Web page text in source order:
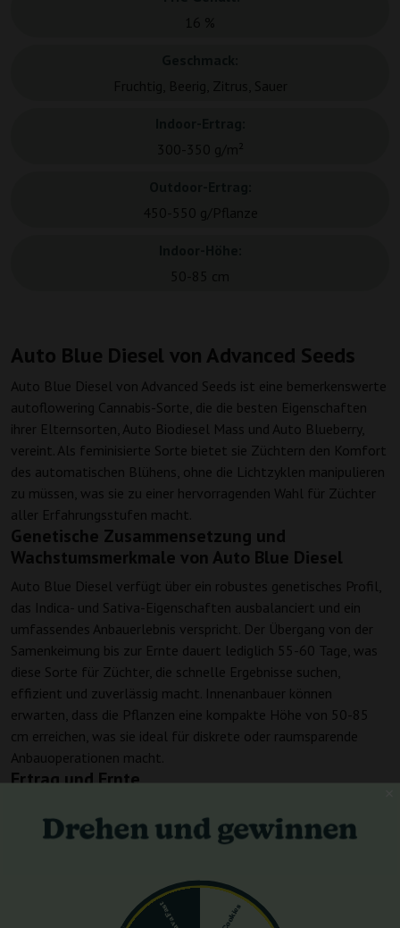
Auto Blue Diesel von Advanced Seeds
Auto Blue Diesel von Advanced Seeds ist eine bemerkenswerte
autoflowering Cannabis-Sorte, die die besten Eigenschaften
ihrer Elternsorten, Auto Biodiesel Mass und Auto Blueberry,
vereint. Als feminisierte Sorte bietet sie Züchtern den Komfort
des automatischen Blühens, ohne die Lichtzyklen manipulieren
zu müssen, was sie zu einer hervorragenden Wahl für Züchter
aller Erfahrungsstufen macht.
Genetische Zusammensetzung und
Wachstumsmerkmale von Auto Blue Diesel
Auto Blue Diesel verfügt über ein robustes genetisches Profil,
das Indica- und Sativa-Eigenschaften ausbalanciert und ein
umfassendes Anbauerlebnis verspricht. Der Übergang von der
Samenkeimung bis zur Ernte dauert lediglich 55-60 Tage, was
diese Sorte für Züchter, die schnelle Ergebnisse suchen,
effizient und zuverlässig macht. Innenanbauer können
erwarten, dass die Pflanzen eine kompakte Höhe von 50-85
cm erreichen, was sie ideal für diskrete oder raumsparende
Anbauoperationen macht.
Ertrag und Ernte
Indoor-Züchter können mit einer Ernte von etwa 300-350
machen Auto Blue Diesel zu einer kosteneffektiven Option für
Züchter, die ihren Ertrag maximieren möchten.